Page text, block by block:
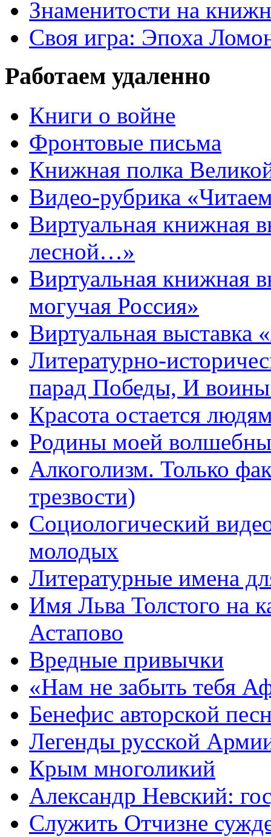
Знаменитости на
Своя игра: Эпоха
Работаем удаленно
Книги о войне
Фронтовые письма
Книжная полка
Видео-рубрика
Виртуальная книжная
лесной…»
Виртуальная книжная
могучая Россия»
Виртуальная
Литературно-
парад Победы, И
Красота остается
Родины моей
Алкоголизм. Только
трезвости)
Социологический
молодых
Литературные имена
Имя Льва Толстого на
Астапово
Вредные привычки
«Нам не забыть тебя
Бенефис авторской
Легенды русской
Крым многоликий
Александр Невский:
Служить Отчизне